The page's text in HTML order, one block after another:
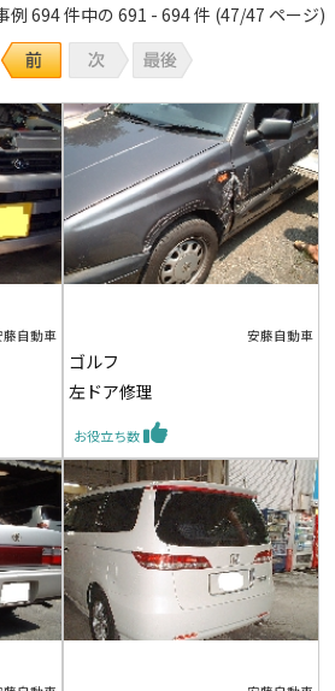
例 694 件中の 691 - 694 件 (47/47 ページ)
藤自動車 安藤自動車
ゴルフ
左ドア修理
お役立ち数